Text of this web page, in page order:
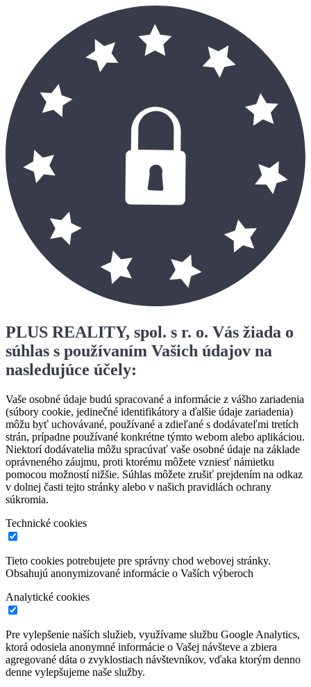
PLUS REALITY, spol. s r. o. Vás žiada o
súhlas s používaním Vašich údajov na
nasledujúce účely:
Vaše osobné údaje budú spracované a informácie z vášho zariadenia
(súbory cookie, jedinečné identifikátory a ďalšie údaje zariadenia)
môžu byť uchovávané, používané a zdieľané s dodávateľmi tretích
strán, prípadne používané konkrétne týmto webom alebo aplikáciou.
Niektorí dodávatelia môžu spracúvať vaše osobné údaje na základe
oprávneného záujmu, proti ktorému môžete vzniesť námietku
pomocou možností nižšie. Súhlas môžete zrušiť prejdením na odkaz
v dolnej časti tejto stránky alebo v našich pravidlách ochrany
súkromia.
Technické cookies
Tieto cookies potrebujete pre správny chod webovej stránky.
Obsahujú anonymizované informácie o Vaších výberoch
Analytické cookies
Pre vylepšenie naších služieb, využívame službu Google Analytics,
ktorá odosiela anonymné informácie o Vašej návšteve a zbiera
agregované dáta o zvyklostiach návštevníkov, vďaka ktorým denno
denne vylepšujeme naše služby.